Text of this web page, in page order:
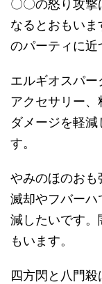
〇〇の怒り攻撃
なるとおもい
のパーティに近
エルギオスパー
アクセサリー
ダメージを軽
す。
やみのほのお
滅却やフバー
減したいです
もいます。
四方閃と八門